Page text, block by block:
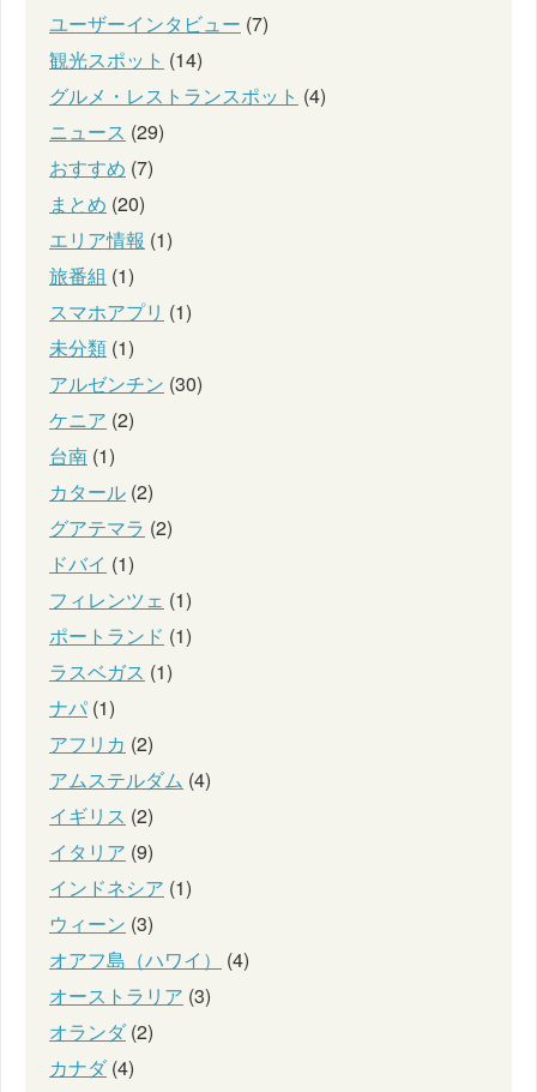
ユーザーインタビュー (7)
観光スポット (14)
グルメ・レストランスポット (4)
ニュース (29)
おすすめ (7)
まとめ (20)
エリア情報 (1)
旅番組 (1)
スマホアプリ (1)
未分類 (1)
アルゼンチン (30)
ケニア (2)
台南 (1)
カタール (2)
グアテマラ (2)
ドバイ (1)
フィレンツェ (1)
ポートランド (1)
ラスベガス (1)
ナパ (1)
アフリカ (2)
アムステルダム (4)
イギリス (2)
イタリア (9)
インドネシア (1)
ウィーン (3)
オアフ島（ハワイ）
(4)
オーストラリア (3)
オランダ(2)
カナダ(4)